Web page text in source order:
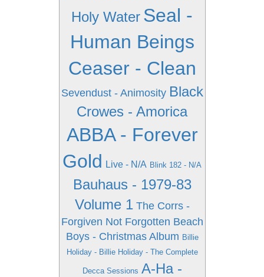
Holy Water Seal -
Human Beings
Ceaser - Clean
Sevendust - Animosity Black
Crowes - Amorica
ABBA - Forever
Gold Live - N/A Blink 182 - N/A
Bauhaus - 1979-83
Volume 1 The Corrs -
Forgiven Not Forgotten Beach
Boys - Christmas Album Billie
Holiday - Billie Holiday - The Complete
Decca Sessions A-Ha -